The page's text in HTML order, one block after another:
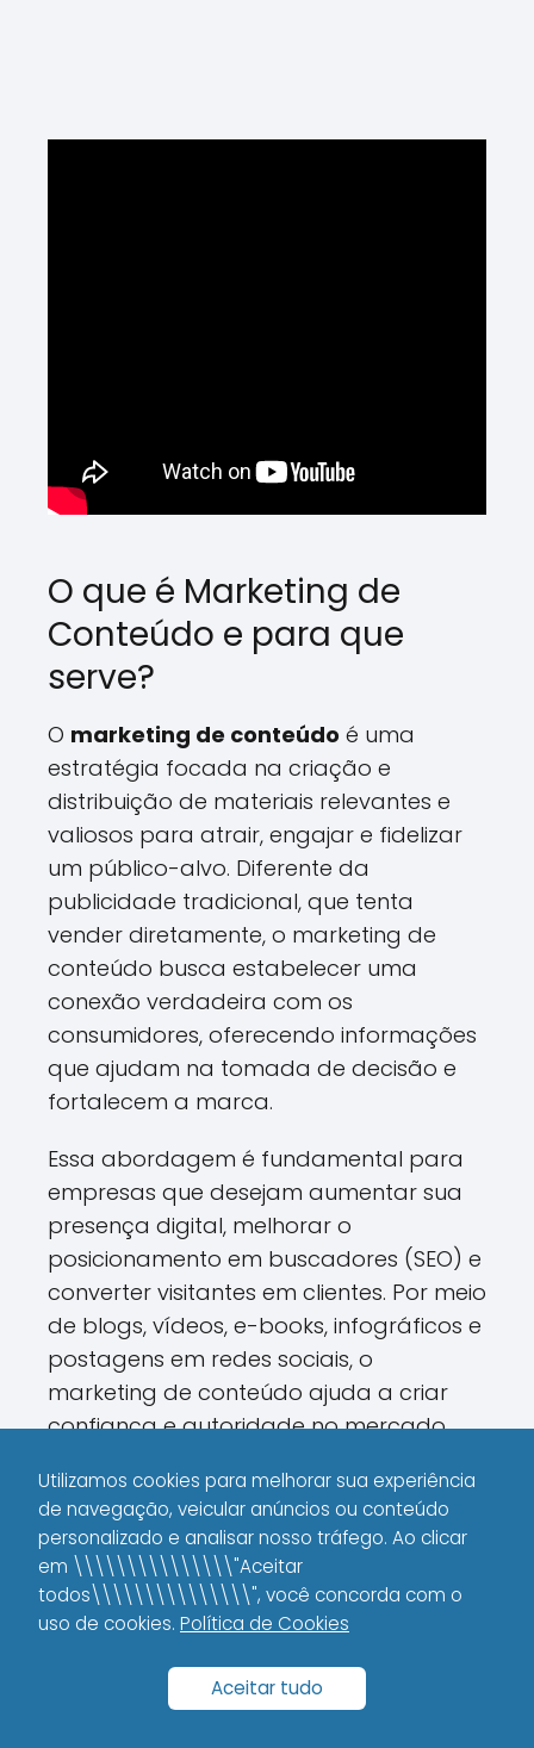
O que é Marketing de
Conteúdo e para que
serve?
O marketing de conteúdo é uma
estratégia focada na criação e
distribuição de materiais relevantes e
valiosos para atrair, engajar e fidelizar
um público-alvo. Diferente da
publicidade tradicional, que tenta
vender diretamente, o marketing de
conteúdo busca estabelecer uma
conexão verdadeira com os
consumidores, oferecendo informações
que ajudam na tomada de decisão e
fortalecem a marca.
Essa abordagem é fundamental para
empresas que desejam aumentar sua
presença digital, melhorar o
posicionamento em buscadores (SEO) e
converter visitantes em clientes. Por meio
de blogs, vídeos, e-books, infográficos e
postagens em redes sociais, o
marketing de conteúdo ajuda a criar
confiança e autoridade no mercado,
compra dos produtos ou serviços
oferecidos.
Além disso, o marketing de conteúdo
serve para educar os consumidores,
que gera um ciclo contínuo de interesse
e engagement. Assim, a estratégia não
Utilizamos cookies para melhorar sua experiência
de navegação, veicular anúncios ou conteúdo
personalizado e analisar nosso tráfego. Ao clicar
em \\\\\\\\\\\\\\\"Aceitar
todos\\\\\\\\\\\\\\\", você concorda com o
uso de cookies. Política de Cookies
Aceitar tudo